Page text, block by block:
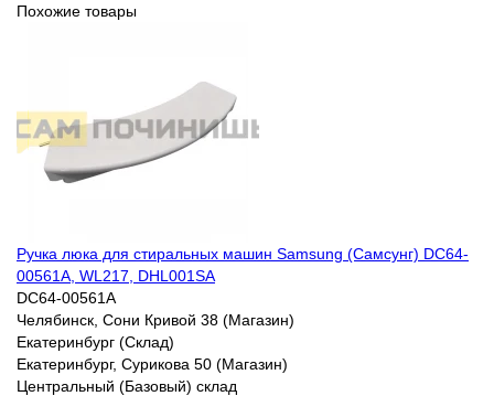
Похожие товары
Ручка люка для стиральных машин Samsung (Самсунг) DC64-
00561A, WL217, DHL001SA
DC64-00561A
Челябинск, Сони Кривой 38 (Магазин)
Екатеринбург (Склад)
Екатеринбург, Сурикова 50 (Магазин)
Центральный (Базовый) склад